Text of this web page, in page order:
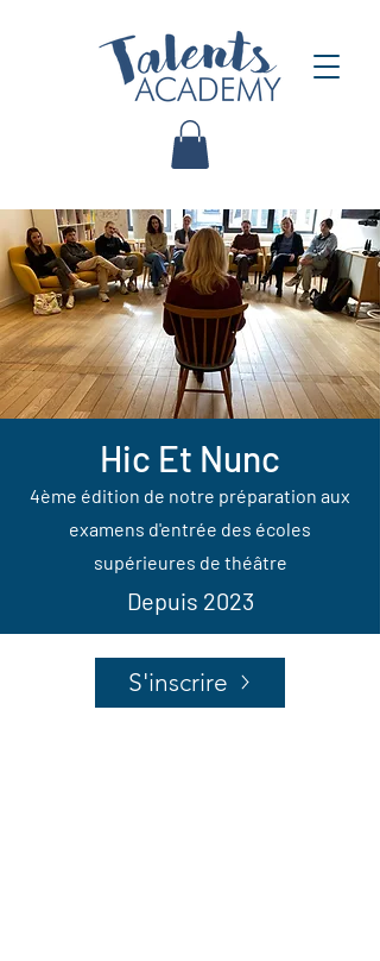
Hic Et Nunc
4ème édition de notre préparation aux
examens d'entrée des écoles
supérieures de théâtre
Depuis 2023
S'inscrire